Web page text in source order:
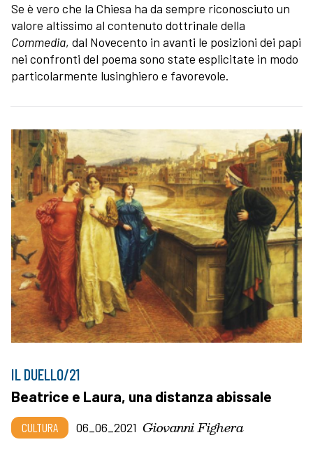
Se è vero che la Chiesa ha da sempre riconosciuto un
valore altissimo al contenuto dottrinale della
Commedia, dal Novecento in avanti le posizioni dei papi
nei confronti del poema sono state esplicitate in modo
particolarmente lusinghiero e favorevole.
IL DUELLO/21
Beatrice e Laura, una distanza abissale
CULTURA 06_06_2021 Giovanni Fighera